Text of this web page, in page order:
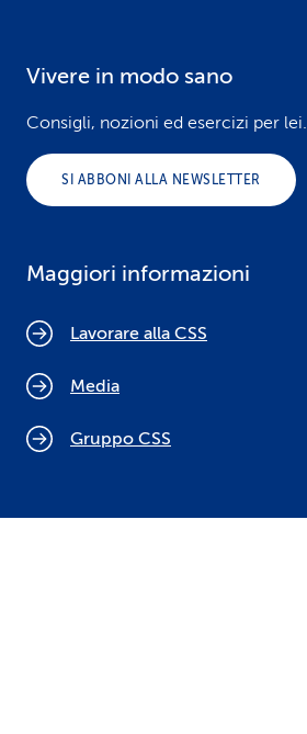
Vivere in modo sano
Consigli, nozioni ed esercizi per lei.
SI ABBONI ALLA NEWSLETTER
Maggiori informazioni
Lavorare alla CSS
Media
Gruppo CSS